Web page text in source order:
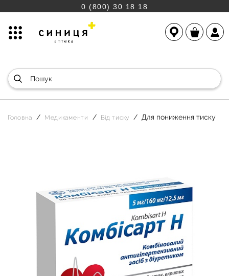
0 (800) 30 18 18
Головна Медикаменти Від тиску Для пониження тиску